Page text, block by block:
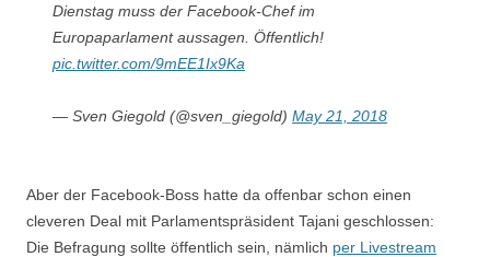
Dienstag muss der Facebook-Chef im
Europaparlament aussagen. Öffentlich!
pic.twitter.com/9mEE1Ix9Ka
— Sven Giegold (@sven_giegold) May 21, 2018
Aber der Facebook-Boss hatte da offenbar schon einen
cleveren Deal mit Parlamentspräsident Tajani geschlossen:
Die Befragung sollte öffentlich sein, nämlich per Livestream